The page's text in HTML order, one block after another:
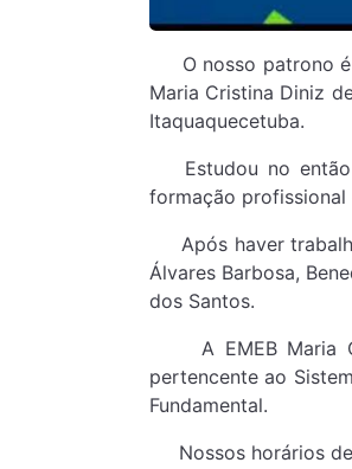
O nosso patrono é
Maria Cristina Diniz
Itaquaquecetuba.
Estudou no então
formação profissional
Após haver
Álvares Barbosa,
dos Santos.
A EMEB Maria
pertencente ao
Fundamental.
Nossos horários de